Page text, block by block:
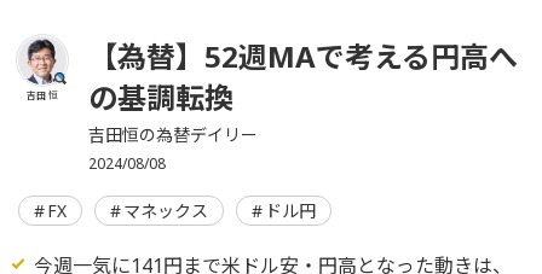
吉田 恒
【為替】52週MAで考える円高へ
の基調転換
吉田恒の為替デイリー
2024/08/08
FX マネックス ドル円
今週一気に141円まで米ドル安・円高となった動きは、